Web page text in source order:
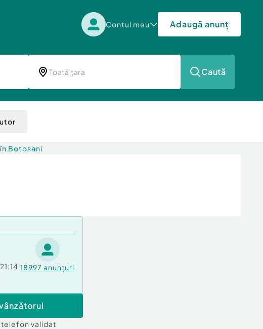
Contul meu Adaugă anunț
Caută
Botosani
18997 anunțuri
telefon validat